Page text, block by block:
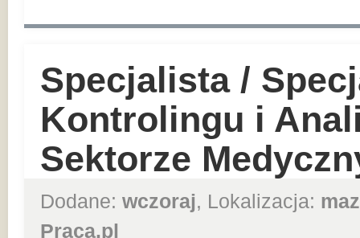
Specjalista /
Kontrolingu i
Sektorze
Dodane: wczoraj, Lokalizacja:
Praca.pl